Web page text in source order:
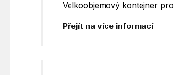
Velkoobjemový kontejner pro
Přejít na více informací